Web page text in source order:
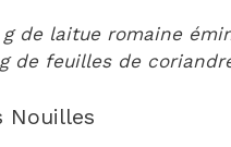
g de laitue romaine
g de feuilles de
Nouilles